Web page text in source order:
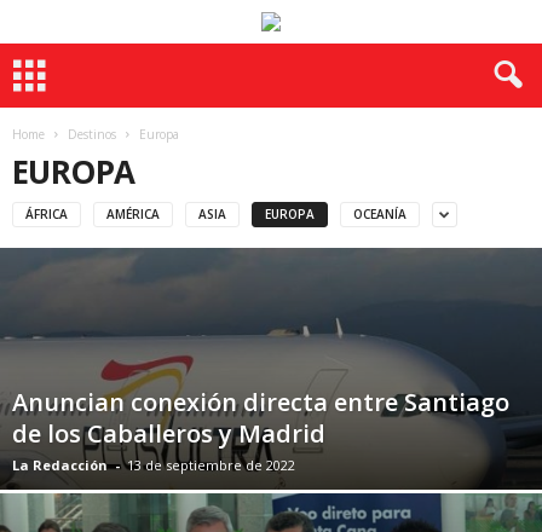
Home Destinos Europa
EUROPA
ÁFRICA AMÉRICA ASIA EUROPA OCEANÍA
Anuncian conexión directa entre Santiago
de los Caballeros y Madrid
La Redacción - 13 de septiembre de 2022